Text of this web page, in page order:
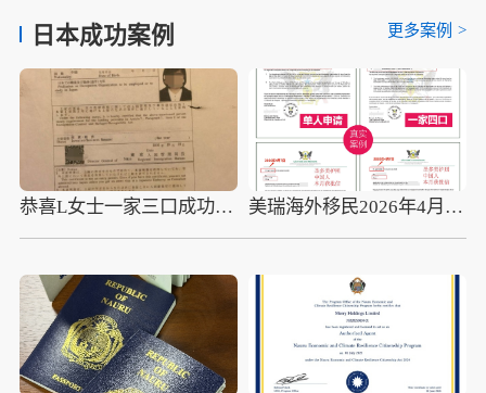
日本成功案例 更多案例 >
恭喜L女士一家三口成功获取日本在留资格 美瑞海外移民2026年4月10组圣多美护照成功案例分享